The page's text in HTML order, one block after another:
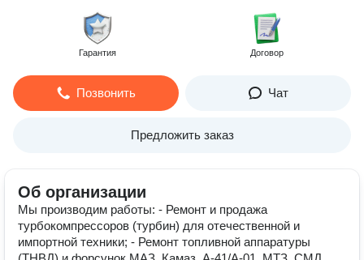
Гарантия Договор
Позвонить Чат
Предложить заказ
Об организации
Мы производим работы: - Ремонт и продажа
турбокомпрессоров (турбин) для отечественной и
импортной техники; - Ремонт топливной аппаратуры